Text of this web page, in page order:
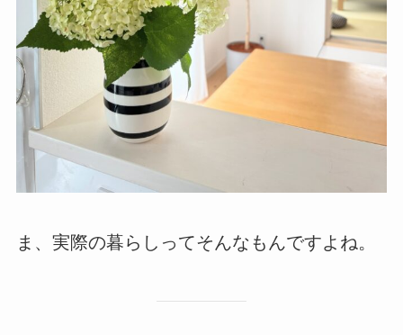
ま、実際の暮らしってそんなもんですよね。